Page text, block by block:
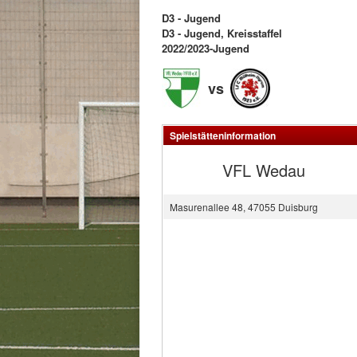
D3 - Jugend
D3 - Jugend, Kreisstaffel
2022/2023-Jugend
vs
Spielstätteninformation
VFL Wedau
Masurenallee 48, 47055 Duisburg